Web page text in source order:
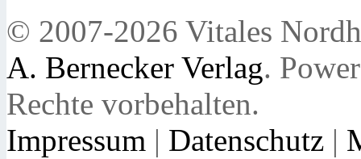
© 2007-2026 Vitales
A. Bernecker Verlag.
Rechte vorbehalten.
Impressum | Datenschutz |